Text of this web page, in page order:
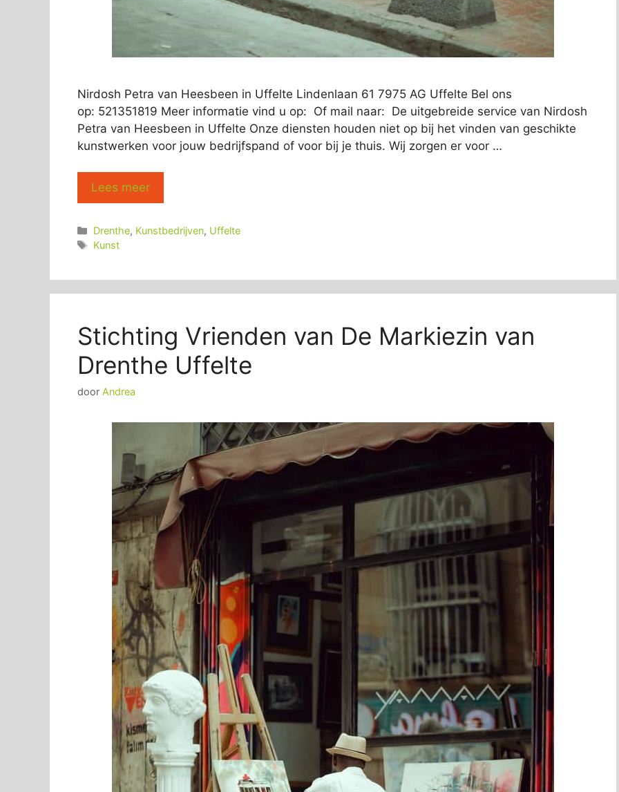
Nirdosh Petra van Heesbeen in Uffelte Lindenlaan 61 7975 AG Uffelte Bel ons
op: 521351819 Meer informatie vind u op: Of mail naar: De uitgebreide service van Nirdosh
Petra van Heesbeen in Uffelte Onze diensten houden niet op bij het vinden van geschikte
kunstwerken voor jouw bedrijfspand of voor bij je thuis. Wij zorgen er voor …
Lees meer
Categorieën
Drenthe, Kunstbedrijven, Uffelte
Tags
Kunst
Stichting Vrienden van De Markiezin van
Drenthe Uffelte
door Andrea